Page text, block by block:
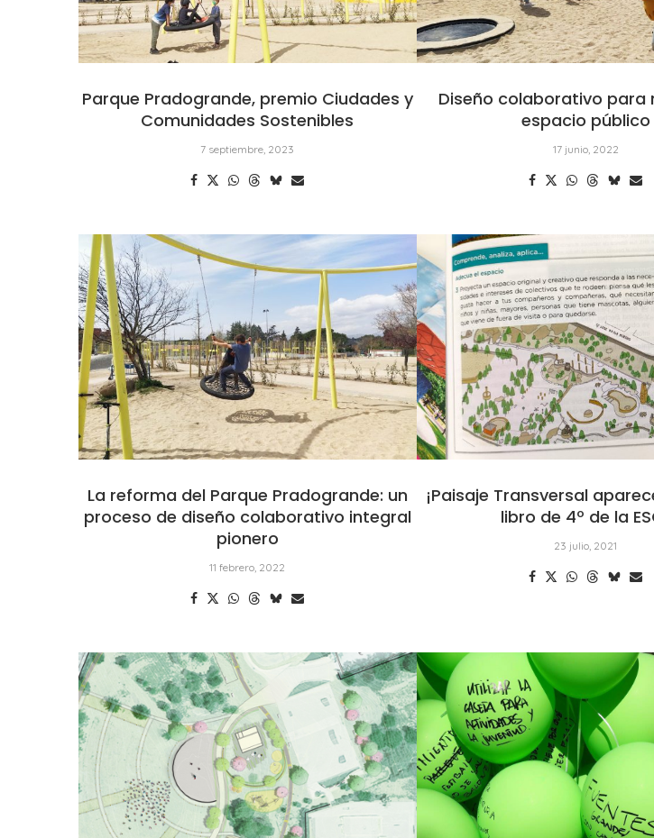
Parque Pradogrande, premio Ciudades y
Comunidades Sostenibles
7 septiembre, 2023
Diseño colaborativo para
espacio público
17 junio, 2022
La reforma del Parque Pradogrande: un
proceso de diseño colaborativo integral
pionero
11 febrero, 2022
¡Paisaje Transversal
libro de 4º de la
23 julio, 2021